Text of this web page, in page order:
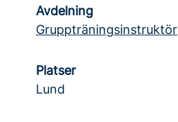
Avdelning
Gruppträningsinstruktör
Platser
Lund